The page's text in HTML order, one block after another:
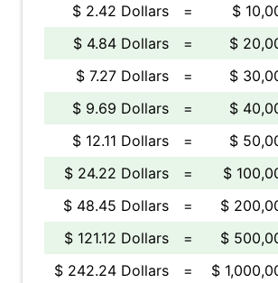
$ 2.42 Dollars
=
$
$ 4.84 Dollars
=
$
$ 7.27 Dollars
=
$
$ 9.69 Dollars
=
$
$ 12.11 Dollars
=
$
$ 24.22 Dollars
=
$
$ 48.45 Dollars
=
$
$ 121.12 Dollars
=
$
$ 242.24 Dollars
=
$